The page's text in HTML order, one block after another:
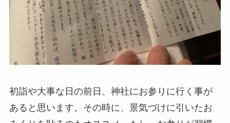
初詣や大事な日の前日、神社にお参りに行く事が
あると思います。その時に、景気づけに引いたお